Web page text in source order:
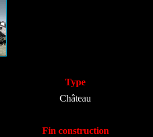
Type
Château
Fin construction